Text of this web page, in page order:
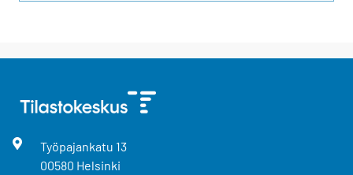
Työpajankatu 13
00580 Helsinki